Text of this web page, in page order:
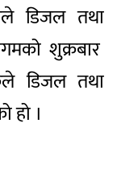
डिजल तथा
शुक्रबार
डिजल तथा
हो ।